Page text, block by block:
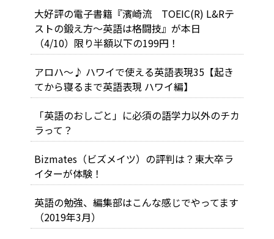
大好評の電子書籍『濱崎流 TOEIC(R) L&Rテ
ストの鍛え方～英語は格闘技』が本日
（4/10）限り半額以下の199円！
アロハ～♪ ハワイで使える英語表現35【起き
てから寝るまで英語表現 ハワイ編】
「英語のおしごと」に必須の語学力以外のチカ
ラって？
Bizmates（ビズメイツ）の評判は？東大卒ラ
イターが体験！
英語の勉強、編集部はこんな感じでやってます
（2019年3月）